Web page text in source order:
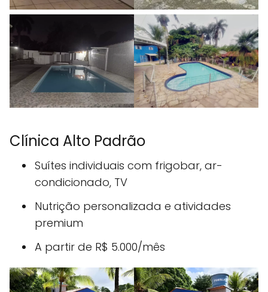
Clínica Alto Padrão
Suítes individuais com frigobar, ar-
condicionado, TV
Nutrição personalizada e atividades
premium
A partir de R$ 5.000/mês